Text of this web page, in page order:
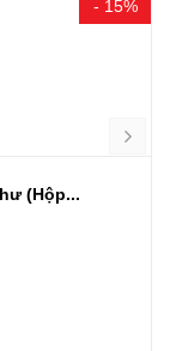
- 15%
(Hộp...